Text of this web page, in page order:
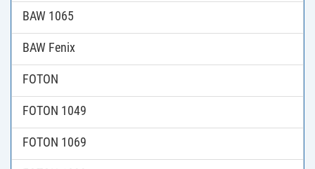
BAW 1065
BAW Fenix
FOTON
FOTON 1049
FOTON 1069